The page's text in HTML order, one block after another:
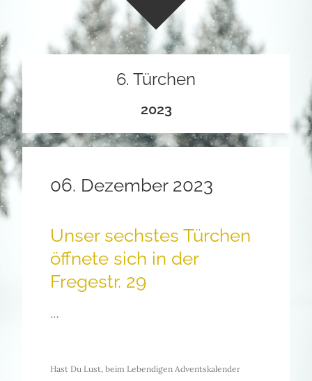
6. Türchen
2023
06. Dezember 2023
Unser sechstes Türchen
öffnete sich in der
Fregestr. 29
…
Hast Du Lust, beim Lebendigen Adventskalender